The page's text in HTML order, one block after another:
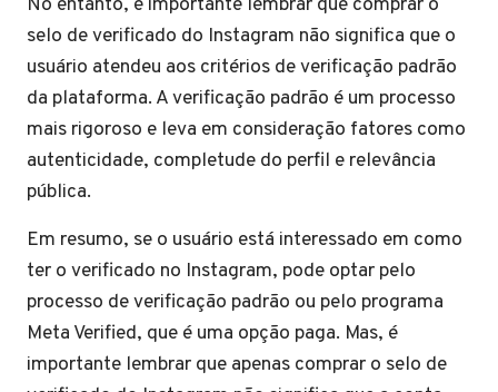
selo de verificado do Instagram não significa que o
usuário atendeu aos critérios de verificação padrão
da plataforma. A verificação padrão é um processo
mais rigoroso e leva em consideração fatores como
autenticidade, completude do perfil e relevância
pública.
Em resumo, se o usuário está interessado em como
ter o verificado no Instagram, pode optar pelo
processo de verificação padrão ou pelo programa
Meta Verified, que é uma opção paga. Mas, é
importante lembrar que apenas comprar o selo de